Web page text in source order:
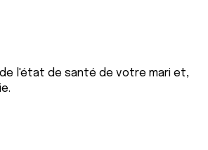
l'état de santé de votre mari et,